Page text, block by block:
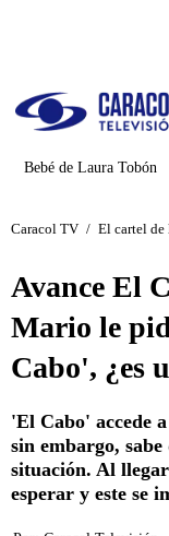
Bebé de Laura Tobón
Caracol TV / El cartel de
Avance El
Mario le
Cabo', ¿es
'El Cabo' accede
sin embargo,
situación. Al
esperar y este se